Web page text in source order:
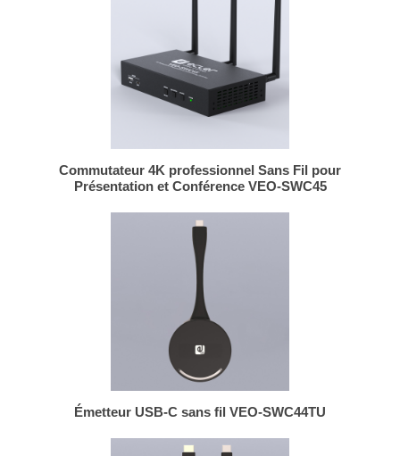
Commutateur 4K professionnel Sans Fil pour
Présentation et Conférence VEO-SWC45
Émetteur USB-C sans fil VEO-SWC44TU